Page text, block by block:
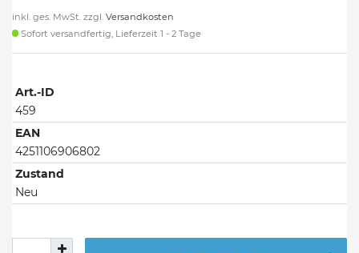
inkl. ges. MwSt. zzgl. Versandkosten
Sofort versandfertig, Lieferzeit 1 - 2 Tage
Art.-ID
459
EAN
4251106906802
Zustand
Neu